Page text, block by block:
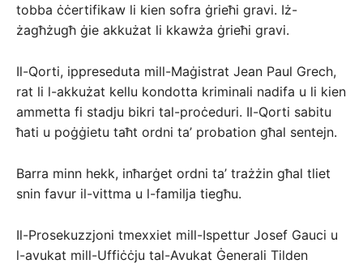
tobba ċċertifikaw li kien sofra ġrieħi gravi. Iż-
żagħżugħ ġie akkużat li kkawża ġrieħi gravi.
Il-Qorti, ippreseduta mill-Maġistrat Jean Paul Grech,
rat li l-akkużat kellu kondotta kriminali nadifa u li kien
ammetta fi stadju bikri tal-proċeduri. Il-Qorti sabitu
ħati u poġġietu taħt ordni ta’ probation għal sentejn.
Barra minn hekk, inħarġet ordni ta’ trażżin għal tliet
snin favur il-vittma u l-familja tiegħu.
Il-Prosekuzzjoni tmexxiet mill-Ispettur Josef Gauci u
l-avukat mill-Uffiċċju tal-Avukat Ġenerali Tilden